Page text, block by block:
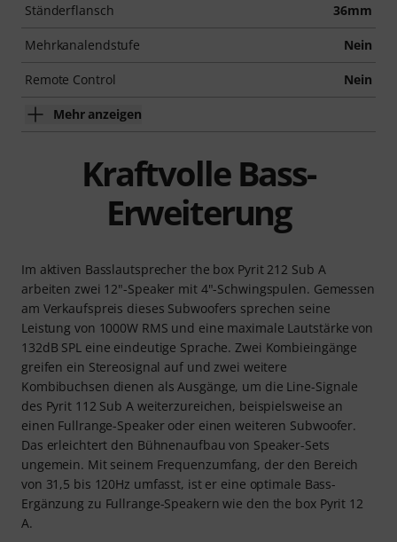
Ständerflansch 36mm
Mehrkanalendstufe Nein
Remote Control Nein
Mehr anzeigen
Kraftvolle Bass-
Erweiterung
Im aktiven Basslautsprecher the box Pyrit 212 Sub A
arbeiten zwei 12"-Speaker mit 4"-Schwingspulen. Gemessen
am Verkaufspreis dieses Subwoofers sprechen seine
Leistung von 1000W RMS und eine maximale Lautstärke von
132dB SPL eine eindeutige Sprache. Zwei Kombieingänge
greifen ein Stereosignal auf und zwei weitere
Kombibuchsen dienen als Ausgänge, um die Line-Signale
des Pyrit 112 Sub A weiterzureichen, beispielsweise an
einen Fullrange-Speaker oder einen weiteren Subwoofer.
Das erleichtert den Bühnenaufbau von Speaker-Sets
ungemein. Mit seinem Frequenzumfang, der den Bereich
von 31,5 bis 120Hz umfasst, ist er eine optimale Bass-
Ergänzung zu Fullrange-Speakern wie den the box Pyrit 12
A.